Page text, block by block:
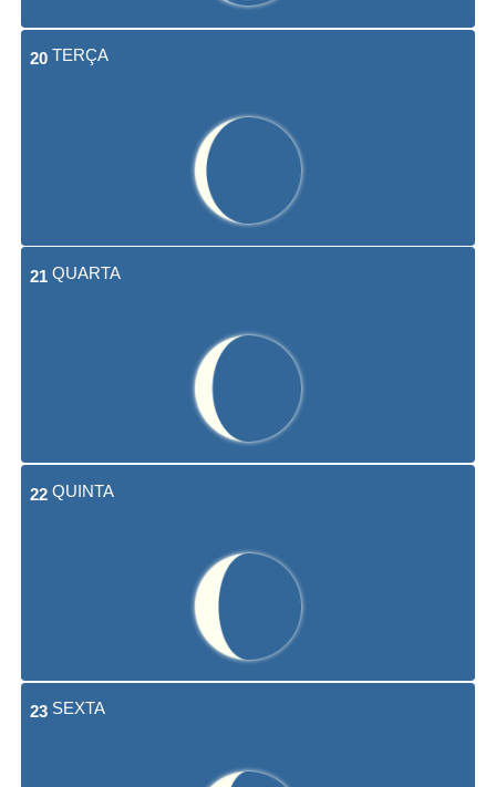
20 TERÇA
21 QUARTA
22 QUINTA
23 SEXTA